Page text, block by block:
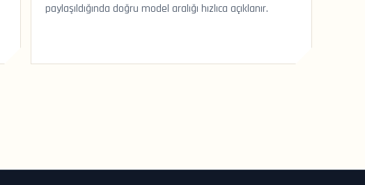
paylaşıldığında doğru model aralığı hızlıca açıklanır.